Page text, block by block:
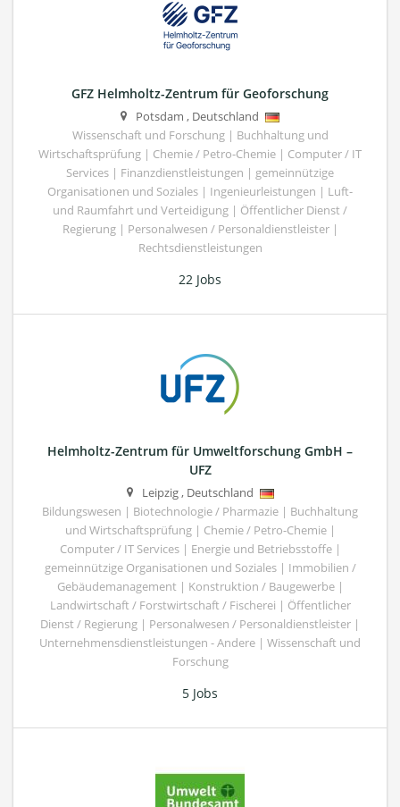
GFZ Helmholtz-Zentrum für Geoforschung
Potsdam , Deutschland
Wissenschaft und Forschung | Buchhaltung und
Wirtschaftsprüfung | Chemie / Petro-Chemie | Computer / IT
Services | Finanzdienstleistungen | gemeinnützige
Organisationen und Soziales | Ingenieurleistungen | Luft-
und Raumfahrt und Verteidigung | Öffentlicher Dienst /
Regierung | Personalwesen / Personaldienstleister |
Rechtsdienstleistungen
22 Jobs
Helmholtz-Zentrum für Umweltforschung GmbH –
UFZ
Leipzig, Deutschland
Bildungswesen | Biotechnologie / Pharmazie | Buchhaltung
und Wirtschaftsprüfung | Chemie / Petro-Chemie |
Computer / IT Services | Energie und Betriebsstoffe |
gemeinnützige Organisationen und Soziales | Immobilien /
Gebäudemanagement | Konstruktion / Baugewerbe |
Landwirtschaft / Forstwirtschaft / Fischerei | Öffentlicher
Dienst / Regierung | Personalwesen / Personaldienstleister |
Unternehmensdienstleistungen - Andere | Wissenschaft und
Forschung
5 Jobs